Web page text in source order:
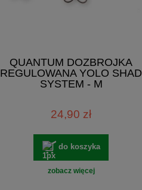
QUANTUM DOZBROJKA
REGULOWANA YOLO SHAD
SYSTEM - M
24,90 zł
do koszyka
zobacz więcej